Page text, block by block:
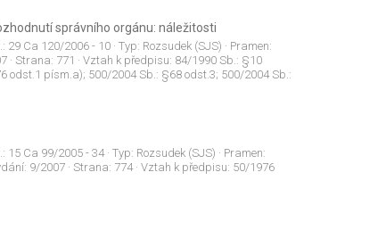
správního orgánu: náležitosti
29 Ca 120/2006 - 10· Typ: Rozsudek (SJS) · Pramen:
· Strana: 771 · Vztah k předpisu: 84/1990 Sb.: §10
odst.1 písm.a); 500/2004 Sb.: §68 odst.3; 500/2004 Sb.:
15 Ca 99/2005 - 34· Typ: Rozsudek (SJS) · Pramen:
9/2007· Strana: 774· Vztah k předpisu: 50/1976